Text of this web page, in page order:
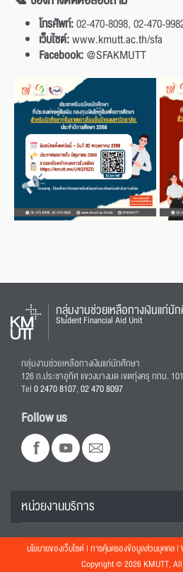
โทรศัพท์:02-470-8098, 02-470-
เว็บไซต์:www.kmutt.ac.th/sfa
Facebook:@SFAKMUTT
กลุ่มงานช่วยเหลือทางเงินแก่นั
Student Financial Aid Unit
กลุ่มงานช่วยเหลือทางเงินแก่นักศึกษา
126 ถ.ประชาอุทิศ แขวงบางมด เขตทุ่งครุ กทม.
Tel0 2470 8107,02 470 8097
Follow us
หน่วยงานบริการ
นโยบายของเว็บไซต์ | การคุ้มครองข้อมูลส่วนบุคคล |
Copyright © 2026 KMUTT,